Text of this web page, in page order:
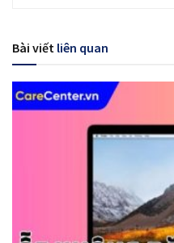
Bài viết liên quan